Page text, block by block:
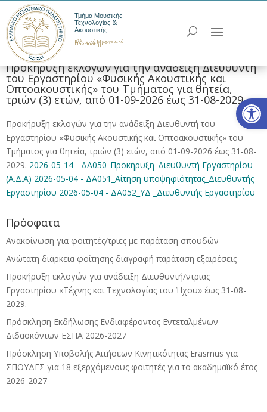
Τμήμα Μουσικής
Τεχνολογίας &
Ακουστικής
Ελληνικό Μεσογειακό
Πανεπιστήμιο
Προκήρυξη εκλογών για την ανάδειξη Διευθυντή
του Εργαστηρίου «Φυσικής Ακουστικής και
Οπτοακουστικής» του Τμήματος για θητεία,
τριών (3) ετών, από 01-09-2026 έως 31-08-2029.
Προκήρυξη εκλογών για την ανάδειξη Διευθυντή του
Εργαστηρίου «Φυσικής Ακουστικής και Οπτοακουστικής» του
Τμήματος για θητεία, τριών (3) ετών, από 01-09-2026 έως 31-08-
2029. 2026-05-14 - ΔΑ050_Προκήρυξη_Διευθυντή Εργαστηρίου
(Α.Δ.Α) 2026-05-04 - ΔΑ051_Αίτηση υποψηφιότητας_Διευθυντής
Εργαστηρίου 2026-05-04 - ΔΑ052_ΥΔ _Διευθυντής Εργαστηρίου
Πρόσφατα
Ανακοίνωση για φοιτητές/τριες με παράταση σπουδών
Ανώτατη διάρκεια φοίτησης διαγραφή παράταση εξαιρέσεις
Προκήρυξη εκλογών για ανάδειξη Διευθυντή/ντριας
Εργαστηρίου «Τέχνης και Τεχνολογίας του Ήχου» έως 31-08-
2029.
Πρόσκληση Εκδήλωσης Ενδιαφέροντος Εντεταλμένων
Διδασκόντων ΕΣΠΑ 2026-2027
Πρόσκληση Υποβολής Αιτήσεων Κινητικότητας Erasmus για
ΣΠΟΥΔΕΣ για 18 εξερχόμενους φοιτητές για το ακαδημαϊκό έτος
2026-2027